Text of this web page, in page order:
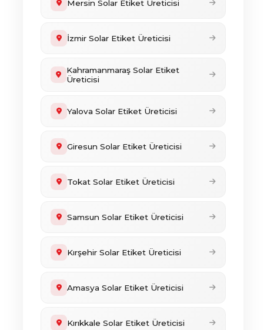
Mersin Solar Etiket Üreticisi
İzmir Solar Etiket Üreticisi
Kahramanmaraş Solar Etiket
Üreticisi
Yalova Solar Etiket Üreticisi
Giresun Solar Etiket Üreticisi
Tokat Solar Etiket Üreticisi
Samsun Solar Etiket Üreticisi
Kırşehir Solar Etiket Üreticisi
Amasya Solar Etiket Üreticisi
Kırıkkale Solar Etiket Üreticisi